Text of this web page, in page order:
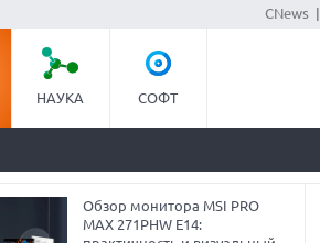
CNews|
НАУКА СОФТ
Обзор монитора MSI PRO
MAX 271PHW E14: